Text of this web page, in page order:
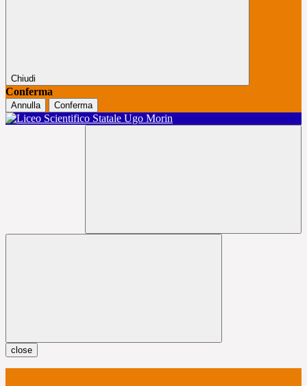
Chiudi
Conferma
Annulla Conferma
close